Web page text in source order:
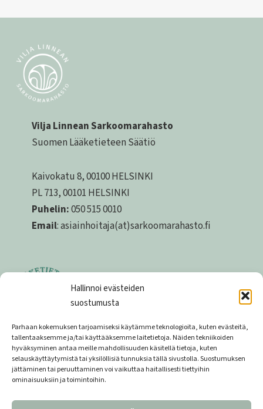
Hallinnoi evästeiden
suostumusta
Parhaan kokemuksen tarjoamiseksi käytämme teknologioita, kuten evästeitä,
tallentaaksemme ja/tai käyttääksemme laitetietoja. Näiden tekniikoiden
hyväksyminen antaa meille mahdollisuuden käsitellä tietoja, kuten
selauskäyttäytymistä tai yksilöllisiä tunnuksia tällä sivustolla. Suostumuksen
jättäminen tai peruuttaminen voi vaikuttaa haitallisesti tiettyihin
ominaisuuksiin ja toimintoihin.
Vilja Linnean Sarkoomarahasto
Suomen Lääketieteen Säätiö
Kaivokatu 8, 00100 HELSINKI
PL 713, 00101 HELSINKI
Puhelin:050 515 0010
Email: asiainhoitaja(at)sarkoomarahasto.fi
Tietosuojaseloste
Lahjoittajarekisterin tietosuojaseloste